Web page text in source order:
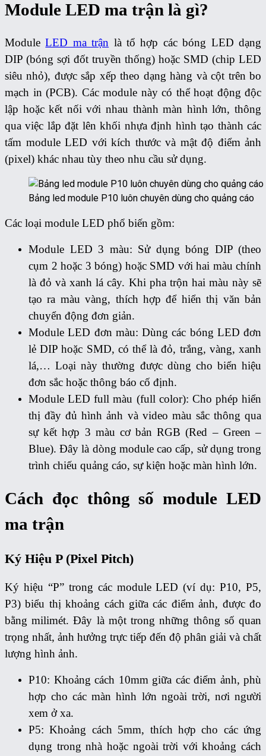
Module LED ma trận là gì?
ModuleLED ma trận là tổ hợp các bóng LED dạng
DIP (bóng sợi đốt truyền thống) hoặc SMD (chip LED
siêu nhỏ), được sắp xếp theo dạng hàng và cột trên bo
mạch in (PCB). Các module này có thể hoạt động độc
lập hoặc kết nối với nhau thành màn hình lớn, thông
qua việc lắp đặt lên khối nhựa định hình tạo thành các
tấm module LED với kích thước và mật độ điểm ảnh
(pixel) khác nhau tùy theo nhu cầu sử dụng.
Bảng led module P10 luôn chuyên dùng cho quảng cáo
Các loại module LED phổ biến gồm:
Module LED 3 màu: Sử dụng bóng DIP (theo
cụm 2 hoặc 3 bóng) hoặc SMD với hai màu chính
là đỏ và xanh lá cây. Khi pha trộn hai màu này sẽ
tạo ra màu vàng, thích hợp để hiển thị văn bản
chuyển động đơn giản.
Module LED đơn màu: Dùng các bóng LED đơn
lẻ DIP hoặc SMD, có thể là đỏ, trắng, vàng, xanh
lá,… Loại này thường được dùng cho biển hiệu
đơn sắc hoặc thông báo cố định.
Module LED full màu (full color): Cho phép hiển
thị đầy đủ hình ảnh và video màu sắc thông qua
sự kết hợp 3 màu cơ bản RGB (Red – Green –
Blue). Đây là dòng module cao cấp, sử dụng trong
trình chiếu quảng cáo, sự kiện hoặc màn hình lớn.
Cách đọc thông số module LED
ma trận
Ký Hiệu P (Pixel Pitch)
Ký hiệu “P” trong các module LED (ví dụ: P10, P5,
P3) biểu thị khoảng cách giữa các điểm ảnh, được đo
bằng milimét. Đây là một trong những thông số quan
trọng nhất, ảnh hưởng trực tiếp đến độ phân giải và chất
lượng hình ảnh.
P10: Khoảng cách 10mm giữa các điểm ảnh, phù
hợp cho các màn hình lớn ngoài trời, nơi người
xem ở xa.
P5: Khoảng cách 5mm, thích hợp cho các ứng
dụng trong nhà hoặc ngoài trời với khoảng cách